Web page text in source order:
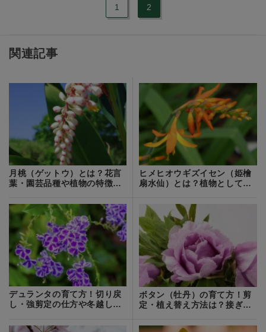
1 2
関連記事
月桃（ゲットウ）とは？花言
葉・園芸品種や植物の特徴を
ヒメヒオウギズイセン（姫檜
扇水仙）とは？植物としての
デュランタの育て方！切り戻
し・強剪定の仕方や冬越し対
ボタン（牡丹）の育て方！剪
定・植え替え方法は？接ぎ木